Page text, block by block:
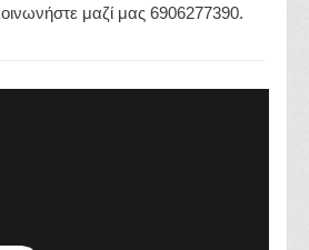
μαζί μας 6906277390.